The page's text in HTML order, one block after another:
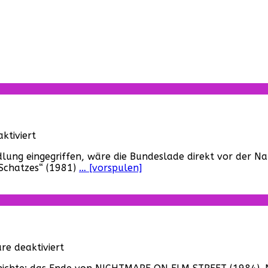
für
des
verlorenen
Zeitlose
Special
eingegriffen, wäre die Bundeslade direkt vor der
(1981) … [vorspulen]
deaktiviert